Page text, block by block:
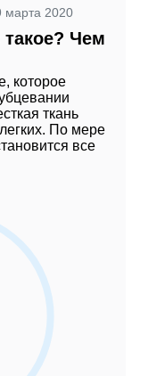
марта 2020
такое? Чем
которое
ткань
По мере
все